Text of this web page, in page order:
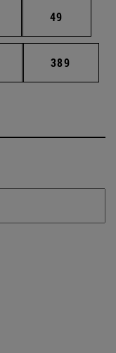
Páginas intermedias
Página
49
Páginas intermedias
Página
389